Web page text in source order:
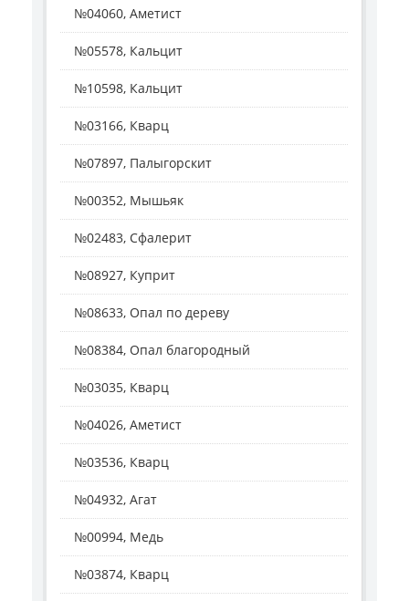
№04060, Аметист
№05578, Кальцит
№10598, Кальцит
№03166, Кварц
№07897, Палыгорскит
№00352, Мышьяк
№02483, Сфалерит
№08927, Куприт
№08633, Опал по дереву
№08384, Опал благородный
№03035, Кварц
№04026, Аметист
№03536, Кварц
№04932, Агат
№00994, Медь
№03874, Кварц